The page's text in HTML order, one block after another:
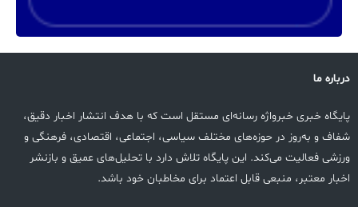
درباره ما
پایگاه خبری خبرواژه رسانه‌ای مستقل است که با هدف انتشار اخبار دقیق،
شفاف و به‌روز در حوزه‌های مختلف سیاسی، اجتماعی، اقتصادی، فرهنگی و
ورزشی فعالیت می‌کند. این پایگاه تلاش دارد با تحلیل‌های عمیق و بازنشر
اخبار معتبر، منبعی قابل اعتماد برای مخاطبان خود باشد.